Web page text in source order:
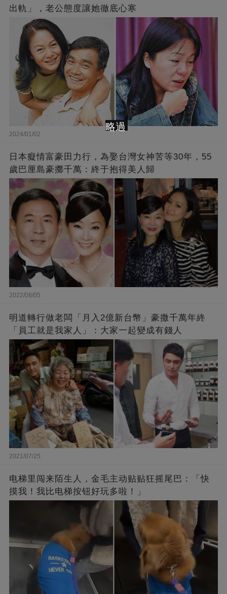
出軌」，老公態度讓她徹底心寒
2024/01/02
日本癡情富豪田力行，為娶台灣女神苦等30年，55
歲巴厘島豪擲千萬：終于抱得美人歸
2022/08/05
明道轉行做老闆「月入2億新台幣」豪撒千萬年終
「員工就是我家人」：大家一起變成有錢人
2021/07/25
电梯里闯来陌生人，金毛主动贴贴狂摇尾巴：「快
摸我！我比电梯按钮好玩多啦！」
略過